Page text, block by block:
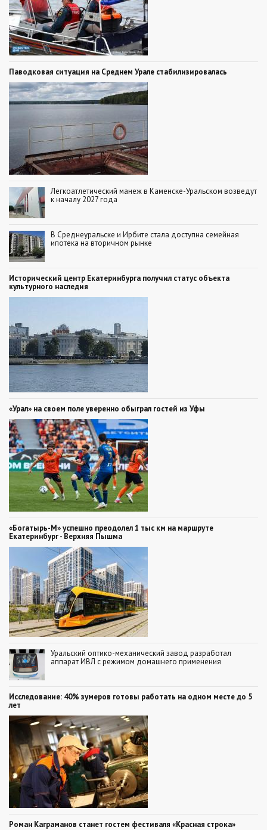
Паводковая ситуация на Среднем Урале стабилизировалась
Легкоатлетический манеж в Каменске-Уральском возведут
к началу 2027 года
В Среднеуральске и Ирбите стала доступна семейная
ипотека на вторичном рынке
Исторический центр Екатеринбурга получил статус объекта
культурного наследия
«Урал» на своем поле уверенно обыграл гостей из Уфы
«Богатырь-М» успешно преодолел 1 тыс км на маршруте
Екатеринбург - Верхняя Пышма
Уральский оптико-механический завод разработал
аппарат ИВЛ с режимом домашнего применения
Исследование: 40% зумеров готовы работать на одном месте до 5
лет
Роман Каграманов станет гостем фестиваля «Красная строка»